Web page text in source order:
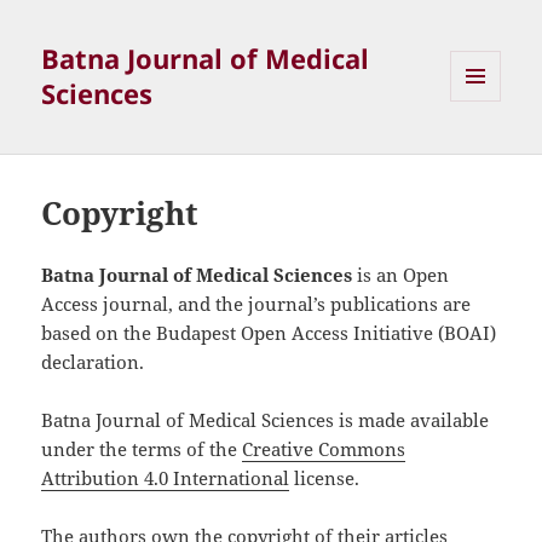
Batna Journal of Medical
Sciences
WIDGETS
Copyright
Batna Journal of Medical Sciences is an Open
Access journal, and the journal’s publications are
based on the Budapest Open Access Initiative (BOAI)
declaration.
Batna Journal of Medical Sciences is made available
under the terms of theCreative Commons
Attribution 4.0 International license.
The authors own the copyright of their articles